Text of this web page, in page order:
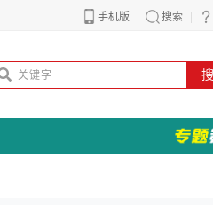
手机版 搜索